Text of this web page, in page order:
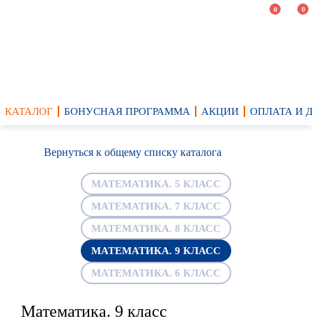
0 0
КАТАЛОГ БОНУСНАЯ ПРОГРАММА АКЦИИ ОПЛАТА И
Вернуться к общему списку каталога
МАТЕМАТИКА. 5 КЛАСС
МАТЕМАТИКА. 7 КЛАСС
МАТЕМАТИКА. 8 КЛАСС
МАТЕМАТИКА. 9 КЛАСС
МАТЕМАТИКА. 6 КЛАСС
Математика. 9 класс